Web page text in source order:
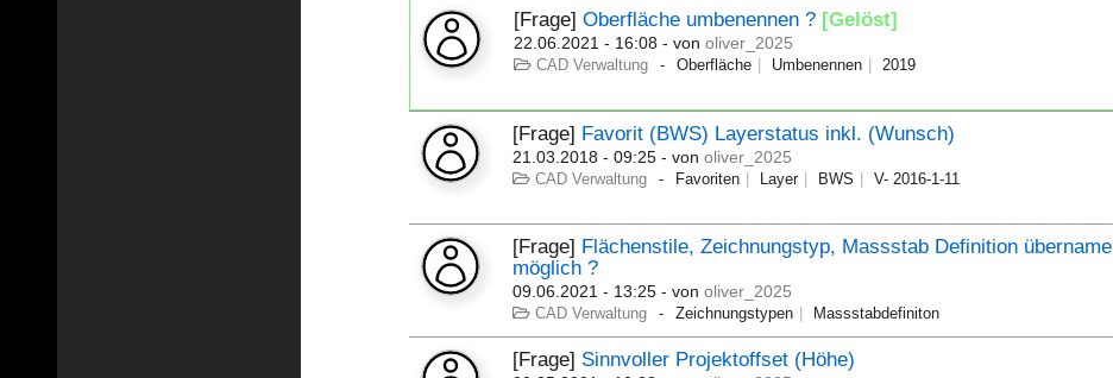
[Frage]Oberfläche umbenennen ? [Gelöst]
22.06.2021 - 16:08 - vonoliver_2025
CAD Verwaltung Oberfläche Umbenennen 2019
[Frage] Favorit (BWS) Layerstatus inkl. (Wunsch)
21.03.2018 - 09:25 - vonoliver_2025
CAD Verwaltung Favoriten Layer BWS V- 2016-1-11
[Frage] Flächenstile, Zeichnungstyp, Massstab Definition übername
möglich ?
09.06.2021 - 13:25 - vonoliver_2025
CAD Verwaltung Zeichnungstypen Massstabdefiniton
[Frage] Sinnvoller Projektoffset (Höhe)